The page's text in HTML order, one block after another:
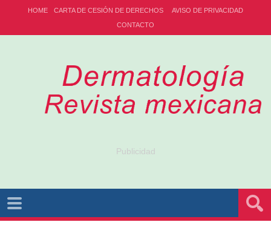
HOME CARTA DE CESIÓN DE DERECHOS
AVISO DE PRIVACIDAD
CONTACTO
Publicidad